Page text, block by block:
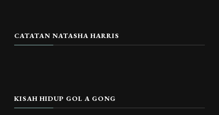
CATATAN NATASHA HARRIS
KISAH HIDUP GOL A GONG